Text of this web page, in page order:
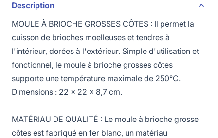
Description
MOULE À BRIOCHE GROSSES CÔTES : Il permet la
cuisson de brioches moelleuses et tendres à
l'intérieur, dorées à l'extérieur. Simple d'utilisation et
fonctionnel, le moule à brioche grosses côtes
supporte une température maximale de 250°C.
Dimensions : 22 x 22 x 8,7 cm.
MATÉRIAU DE QUALITÉ : Le moule à brioche grosse
côtes est fabriqué en fer blanc, un matériau